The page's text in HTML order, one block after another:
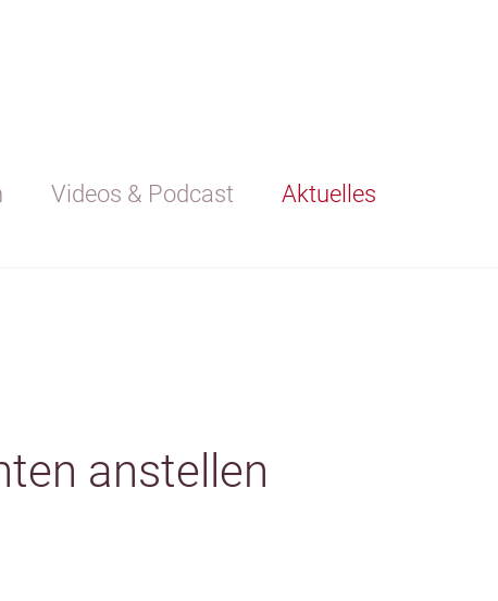
Videos & Podcast
Aktuelles
anstellen